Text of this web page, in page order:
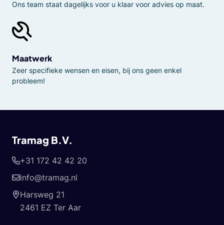
Ons team staat dagelijks voor u klaar voor advies op maat.
Maatwerk
Zeer specifieke wensen en eisen, bij ons geen enkel
probleem!
Tramag B.V.
+31 172 42 42 20
info@tramag.nl
Harsweg 21
2461 EZ Ter Aar